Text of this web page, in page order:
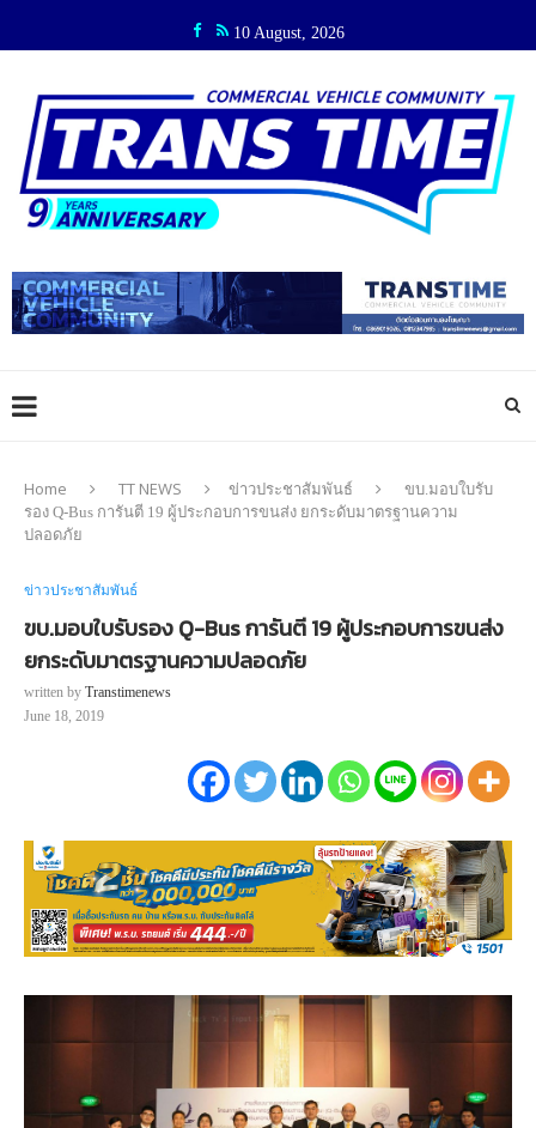
10 August, 2026
Home TT NEWS ข่าวประชาสัมพันธ์
ขบ.มอบใบรับ
รอง Q-Bus การันตี 19 ผู้ประกอบการขนส่ง ยกระดับมาตรฐานความ
ปลอดภัย
ข่าวประชาสัมพันธ์
ขบ.มอบใบรับรอง Q-Bus การันตี 19 ผู้ประกอบการขนส่ง
ยกระดับมาตรฐานความปลอดภัย
written by Transtimenews
June 18, 2019